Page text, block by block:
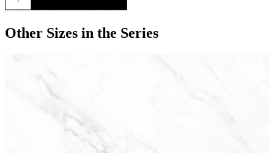
Other Sizes in the Series